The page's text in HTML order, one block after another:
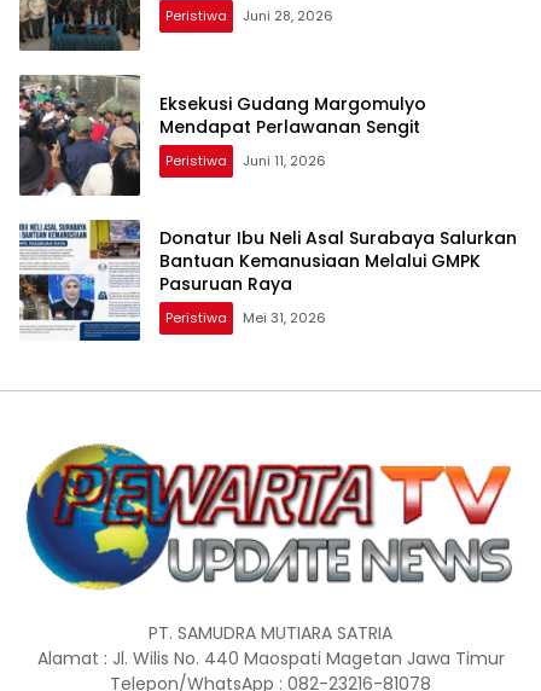
Peristiwa Juni 28, 2026
Eksekusi Gudang Margomulyo
Mendapat Perlawanan Sengit
Peristiwa Juni 11, 2026
Donatur Ibu Neli Asal Surabaya Salurkan
Bantuan Kemanusiaan Melalui GMPK
Pasuruan Raya
Peristiwa Mei 31, 2026
PT. SAMUDRA MUTIARA SATRIA
Alamat : Jl. Wilis No. 440 Maospati Magetan Jawa Timur
Telepon/WhatsApp : 082-23216-81078